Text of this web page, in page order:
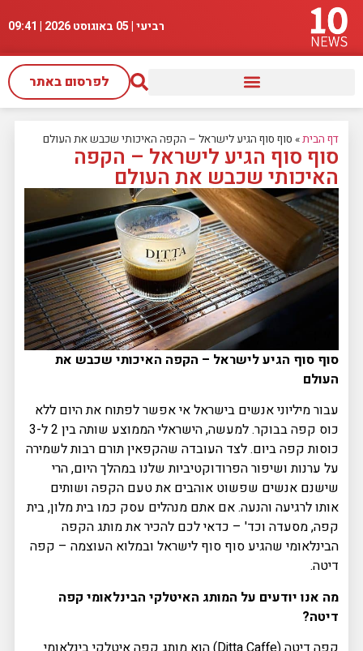
רביעי | 05 באוגוסט 2026 | 09:41
לפרסום באתר
דף הבית» סוף סוף הגיע לישראל – הקפה האיכותי שכבש את העולם
סוף סוף הגיע לישראל – הקפה
האיכותי שכבש את העולם
סוף סוף הגיע לישראל – הקפה האיכותי שכבש את
העולם
עבור מיליוני אנשים בישראל אי אפשר לפתוח את היום ללא
כוס קפה בבוקר. למעשה, הישראלי הממוצע שותה בין 2 ל-3
כוסות קפה ביום. לצד העובדה שהקפאין תורם רבות לשמירה
על ערנות ושיפור הפרודוקטיביות שלנו במהלך היום, הרי
שישנם אנשים שפשוט אוהבים את טעם הקפה ושותים
אותו לרגיעה והנעה. אם אתם מנהלים עסק כמו בית מלון, בית
קפה, מסעדה וכד' – כדאי לכם להכיר את מותג הקפה
הבינלאומי שהגיע סוף סוף לישראל ובמלוא העוצמה – קפה
דיטה.
מה אנו יודעים על המותג האיטלקי הבינלאומי קפה
דיטה?